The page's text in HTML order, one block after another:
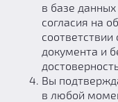
в базе
согласия на
документа и
Вы
в любой